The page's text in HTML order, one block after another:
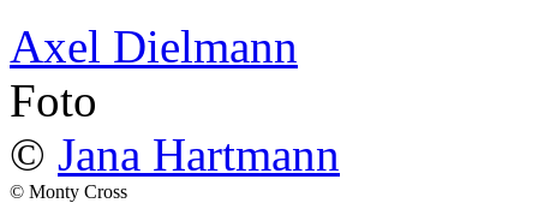
Axel Dielmann
Foto
© Jana Hartmann
© Monty Cross